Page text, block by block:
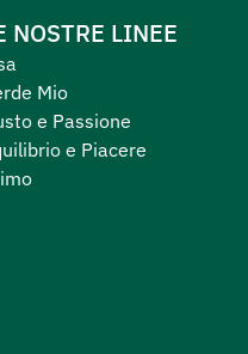
NOSTRE LINEE
Mio
e Passione
e Piacere